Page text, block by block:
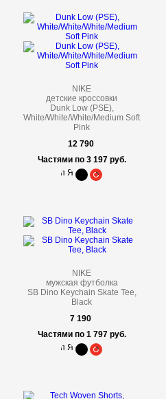
NIKE
детские кроссовки
Dunk Low (PSE),
White/White/White/Medium Soft
Pink
12 790
Частями по 3 197 руб.
NIKE
мужская футболка
SB Dino Keychain Skate Tee,
Black
7 190
Частями по 1 797 руб.